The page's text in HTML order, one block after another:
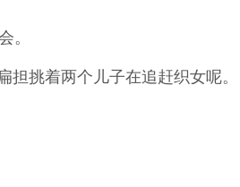
。
挑着两个儿子在追赶织女呢。